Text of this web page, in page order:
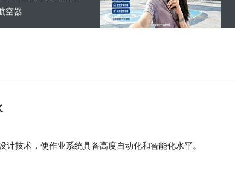
空器
技术，使作业系统具备高度自动化和智能化水平。